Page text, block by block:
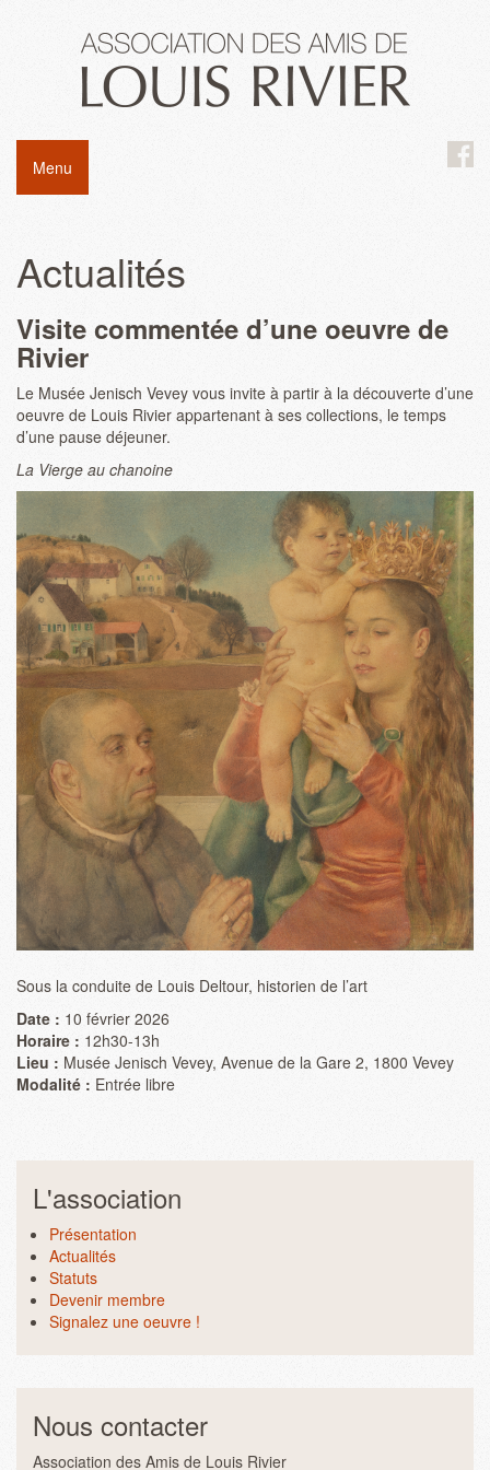
Menu
Actualités
Visite commentée d’une oeuvre de
Rivier
Le Musée Jenisch Vevey vous invite à partir à la découverte d’une
oeuvre de Louis Rivier appartenant à ses collections, le temps
d’une pause déjeuner.
La Vierge au chanoine
Sous la conduite de Louis Deltour, historien de l’art
Date : 10 février 2026
Horaire : 12h30-13h
Lieu : Musée Jenisch Vevey, Avenue de la Gare 2, 1800 Vevey
Modalité : Entrée libre
L'association
Présentation
Actualités
Statuts
Devenir membre
Signalez une oeuvre !
Nous contacter
Association des Amis de Louis Rivier